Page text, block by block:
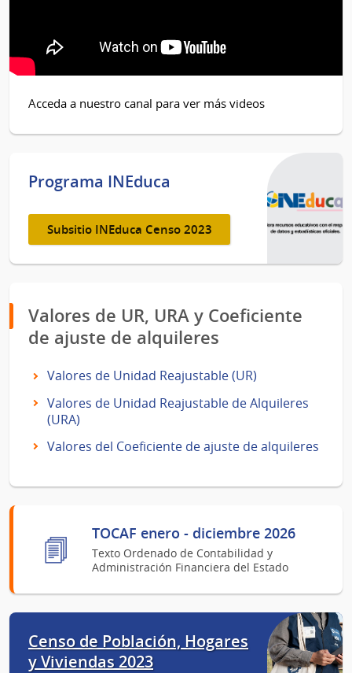
Acceda a nuestro canal para ver más videos
Programa INEduca
Subsitio INEduca Censo 2023
Valores de UR, URA y Coeficiente
de ajuste de alquileres
Valores de Unidad Reajustable (UR)
Valores de Unidad Reajustable de Alquileres
(URA)
Valores del Coeficiente de ajuste de alquileres
TOCAF enero - diciembre 2026
Texto Ordenado de Contabilidad y
Administración Financiera del Estado
Censo de Población, Hogares
y Viviendas 2023